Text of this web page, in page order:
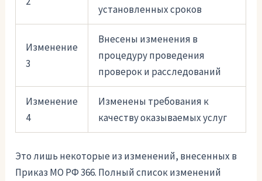
установленных сроков
Изменение
3
Внесены изменения в
процедуру проведения
проверок и расследований
Изменение
4
Изменены требования к
качеству оказываемых услуг
Это лишь некоторые из изменений, внесенных в
Приказ МО РФ 366. Полный список изменений